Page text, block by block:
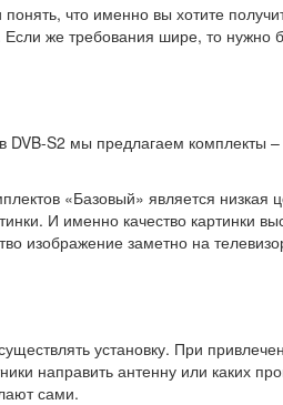
что именно вы хотите
же требования шире, то нужно
DVB-S2 мы предлагаем
«Базовый» является низкая
И именно качество картинки
изображение заметно на
установку. При
направить антенну или каких
сами.